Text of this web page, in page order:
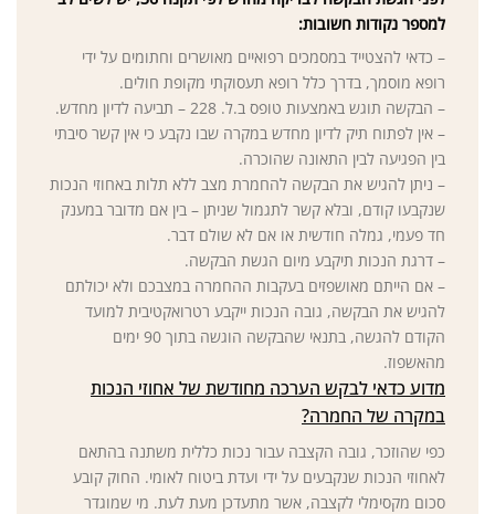
למספר נקודות חשובות:
– כדאי להצטייד במסמכים רפואיים מאושרים וחתומים על ידי
רופא מוסמך, בדרך כלל רופא תעסוקתי מקופת חולים.
– הבקשה תוגש באמצעות טופס ב.ל. 228 – תביעה לדיון מחדש.
– אין לפתוח תיק לדיון מחדש במקרה שבו נקבע כי אין קשר סיבתי
בין הפגיעה לבין התאונה שהוכרה.
– ניתן להגיש את הבקשה להחמרת מצב ללא תלות באחוזי הנכות
שנקבעו קודם, ובלא קשר לתגמול שניתן – בין אם מדובר במענק
חד פעמי, גמלה חודשית או אם לא שולם דבר.
– דרגת הנכות תיקבע מיום הגשת הבקשה.
– אם הייתם מאושפזים בעקבות ההחמרה במצבכם ולא יכולתם
להגיש את הבקשה, גובה הנכות ייקבע רטרואקטיבית למועד
הקודם להגשה, בתנאי שהבקשה הוגשה בתוך 90 ימים
מהאשפוז.
מדוע כדאי לבקש הערכה מחודשת של אחוזי הנכות
במקרה של החמרה?
כפי שהוזכר, גובה הקצבה עבור נכות כללית משתנה בהתאם
לאחוזי הנכות שנקבעים על ידי ועדת ביטוח לאומי. החוק קובע
סכום מקסימלי לקצבה, אשר מתעדכן מעת לעת. מי שמוגדר